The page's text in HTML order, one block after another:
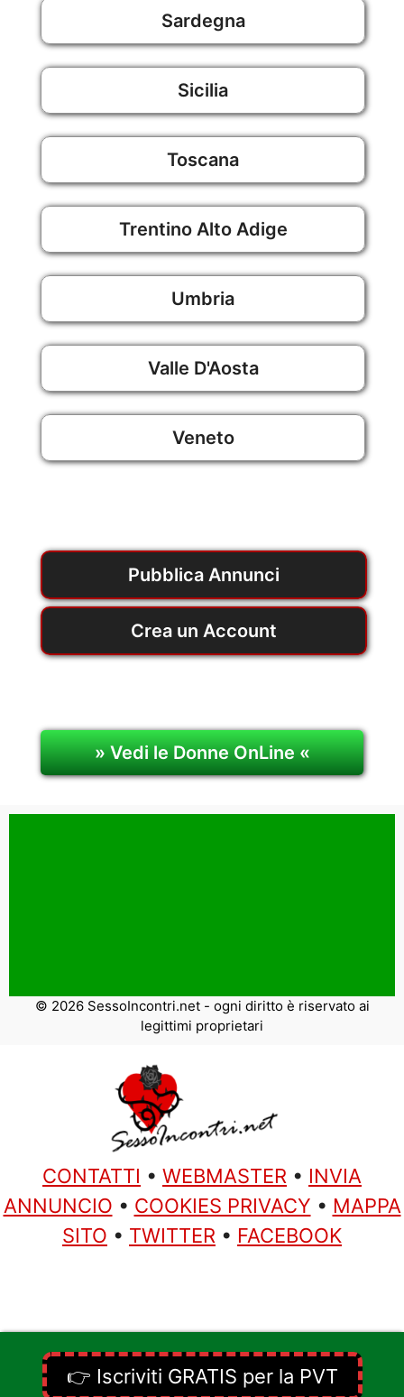
Sardegna
Sicilia
Toscana
Trentino Alto Adige
Umbria
Valle D'Aosta
Veneto
Pubblica Annunci
Crea un Account
» Vedi le Donne OnLine «
© 2026 SessoIncontri.net - ogni diritto è riservato ai
legittimi proprietari
👉 Iscriviti GRATIS per la PVT
CONTATTI • WEBMASTER • INVIA
ANNUNCIO • COOKIES PRIVACY • MAPPA
SITO • TWITTER • FACEBOOK